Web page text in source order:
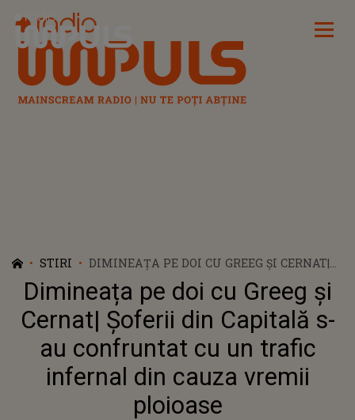
Radio Impuls
STIRI
DIMINEAȚA PE DOI CU GREEG ȘI CERNAT|
ȘOFERII DIN CAPITALĂ S-AU CONFRUNTAT
CU UN TRAFIC INFERNAL DIN CAUZA
VREMII PLOIOASE
Dimineața pe doi cu Greeg și
Cernat| Șoferii din Capitală s-
au confruntat cu un trafic
infernal din cauza vremii
ploioase